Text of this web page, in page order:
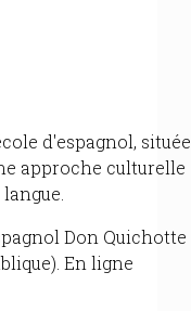
d'espagnol, située
approche culturelle
Don Quichotte
En ligne